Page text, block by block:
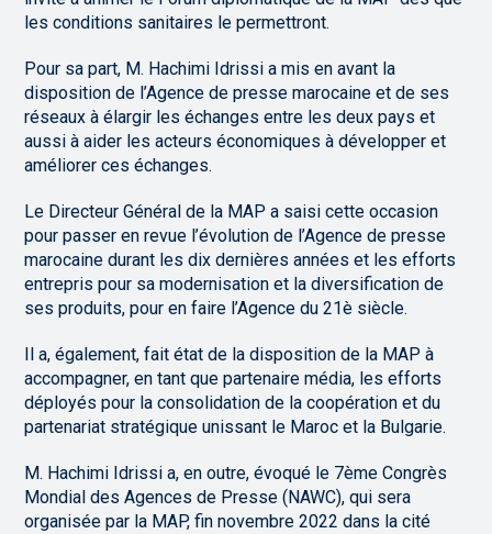
les conditions sanitaires le permettront.
Pour sa part, M. Hachimi Idrissi a mis en avant la
disposition de l’Agence de presse marocaine et de ses
réseaux à élargir les échanges entre les deux pays et
aussi à aider les acteurs économiques à développer et
améliorer ces échanges.
Le Directeur Général de la MAP a saisi cette occasion
pour passer en revue l’évolution de l’Agence de presse
marocaine durant les dix dernières années et les efforts
entrepris pour sa modernisation et la diversification de
ses produits, pour en faire l’Agence du 21è siècle.
Il a, également, fait état de la disposition de la MAP à
accompagner, en tant que partenaire média, les efforts
déployés pour la consolidation de la coopération et du
partenariat stratégique unissant le Maroc et la Bulgarie.
M. Hachimi Idrissi a, en outre, évoqué le 7ème Congrès
Mondial des Agences de Presse (NAWC), qui sera
organisée par la MAP, fin novembre 2022 dans la cité